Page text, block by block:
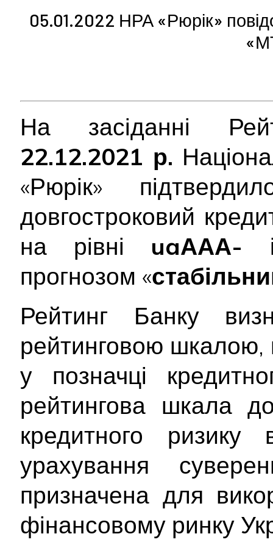
05.01.2022 НРА «Рюрік»
На засіданні
22.12.2021 р.
«Рюрік»
довгостроковий
на рівні uaААА-
прогнозом «
Рейтинг Банку
рейтинговою шкалою,
у позначці
рейтингова шкала
кредитного ризику
урахування
призначена для
фінансовому ринку